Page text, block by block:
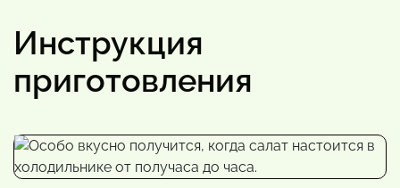
Инструкция
приготовления